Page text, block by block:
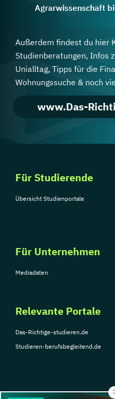
Agrarwissenschaft
Außerdem findest du hier
Studienberatungen, Infos
Unialltag, Tipps für die
Wohnungssuche & noch
www.Das-
Für Studierende
Übersicht Studienportale
Für Unternehmen
Mediadaten
Relevante Portale
Das-Richtige-studieren.de
Studieren-berufsbegleitend.de